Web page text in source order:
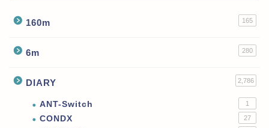
160m 165
6m 280
DIARY 2,786
ANT-Switch 1
CONDX 27